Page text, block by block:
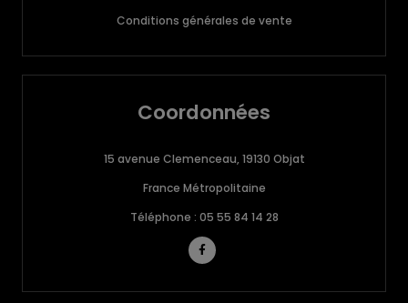
Conditions générales de vente
Coordonnées
15 avenue Clemenceau, 19130 Objat
France Métropolitaine
Téléphone : 05 55 84 14 28